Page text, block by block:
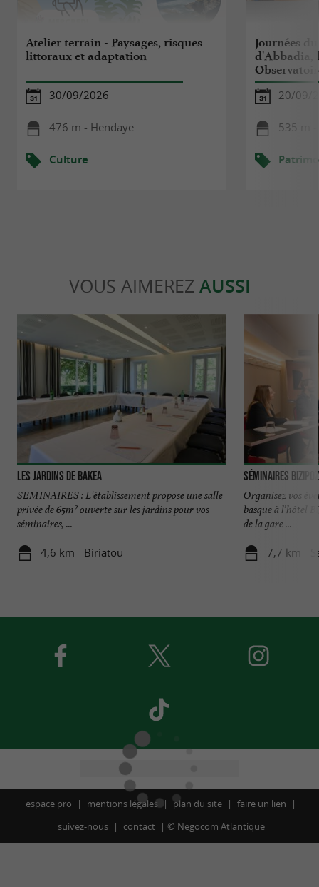
Atelier terrain - Paysages, risques
littoraux et adaptation
30/09/2026
476 m - Hendaye
Culture
Journées
d'Abbadia,
20/09/
535 m
VOUS AIMEREZ AUSSI
Les Jardins de Bakea
SEMINAIRES : L'établissement propose une salle
privée de 65m² ouverte sur les jardins pour vos
séminaires, ...
4,6 km - Biriatou
Séminaires Bizipoz
Organisez vos
basque à l’hôtel
de la gare ...
7,7 km -
espace pro mentions légales plan du site
faire un lien
suivez-nous
contact © Negocom Atlantique